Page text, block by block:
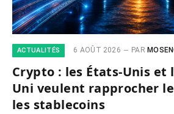
ACTUALITÉS 6 AOÛT 2026 PAR
Crypto : les États-Unis et
Uni veulent rapprocher
les stablecoins